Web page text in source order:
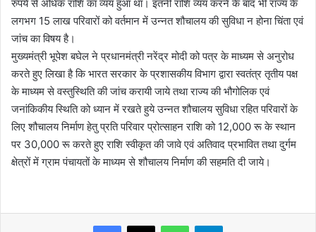
रुपये से अधिक राशि का व्यय हुआ था। इतनी राशि व्यय करने के बाद भी राज्य के
लगभग 15 लाख परिवारों को वर्तमान में उन्नत शौचालय की सुविधा न होना चिंता एवं
जांच का विषय है।
मुख्यमंत्री भूपेश बघेल ने प्रधानमंत्री नरेंद्र मोदी को पत्र के माध्यम से अनुरोध
करते हुए लिखा है कि भारत सरकार के प्रशासकीय विभाग द्वारा स्वतंत्र तृतीय पक्ष
के माध्यम से वस्तुस्थिति की जांच करायी जाये तथा राज्य की भौगोलिक एवं
जनांकिकीय स्थिति को ध्यान में रखते हुये उन्नत शौचालय सुविधा रहित परिवारों के
लिए शौचालय निर्माण हेतु प्रति परिवार प्रोत्साहन राशि को 12,000 रू के स्थान
पर 30,000 रू करते हुए राशि स्वीकृत की जावे एवं अतिवाद प्रभावित तथा दुर्गम
क्षेत्रों में ग्राम पंचायतों के माध्यम से शौचालय निर्माण की सहमति दी जाये।
WhatsAppTelegram